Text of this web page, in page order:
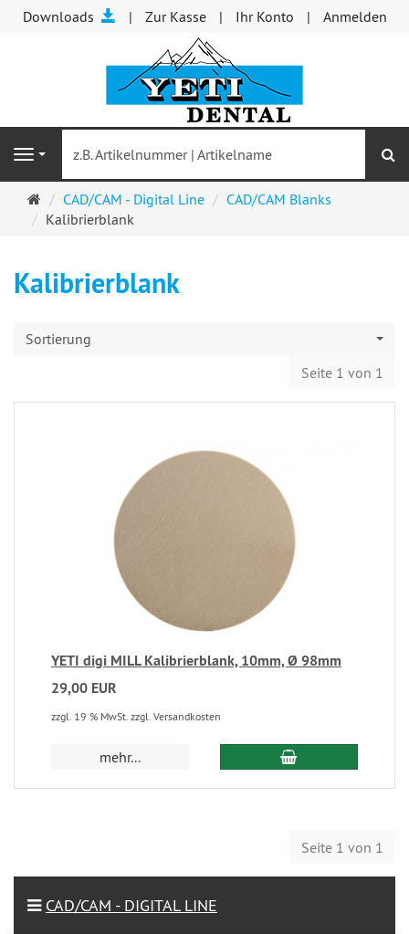
Downloads Zur Kasse Ihr Konto Anmelden
Navigation
Startseite
CAD/CAM - Digital Line
CAD/CAM Blanks
Kalibrierblank
Kalibrierblank
Sortierung
Seite 1 von 1
YETI digi MILL Kalibrierblank, 10mm, Ø 98mm
29,00 EUR
zzgl. 19 % MwSt. zzgl. Versandkosten
mehr...
Seite 1 von 1
CAD/CAM - DIGITAL LINE